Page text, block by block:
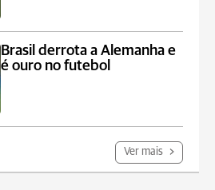
Brasil derrota a Alemanha e
é ouro no futebol
Ver mais